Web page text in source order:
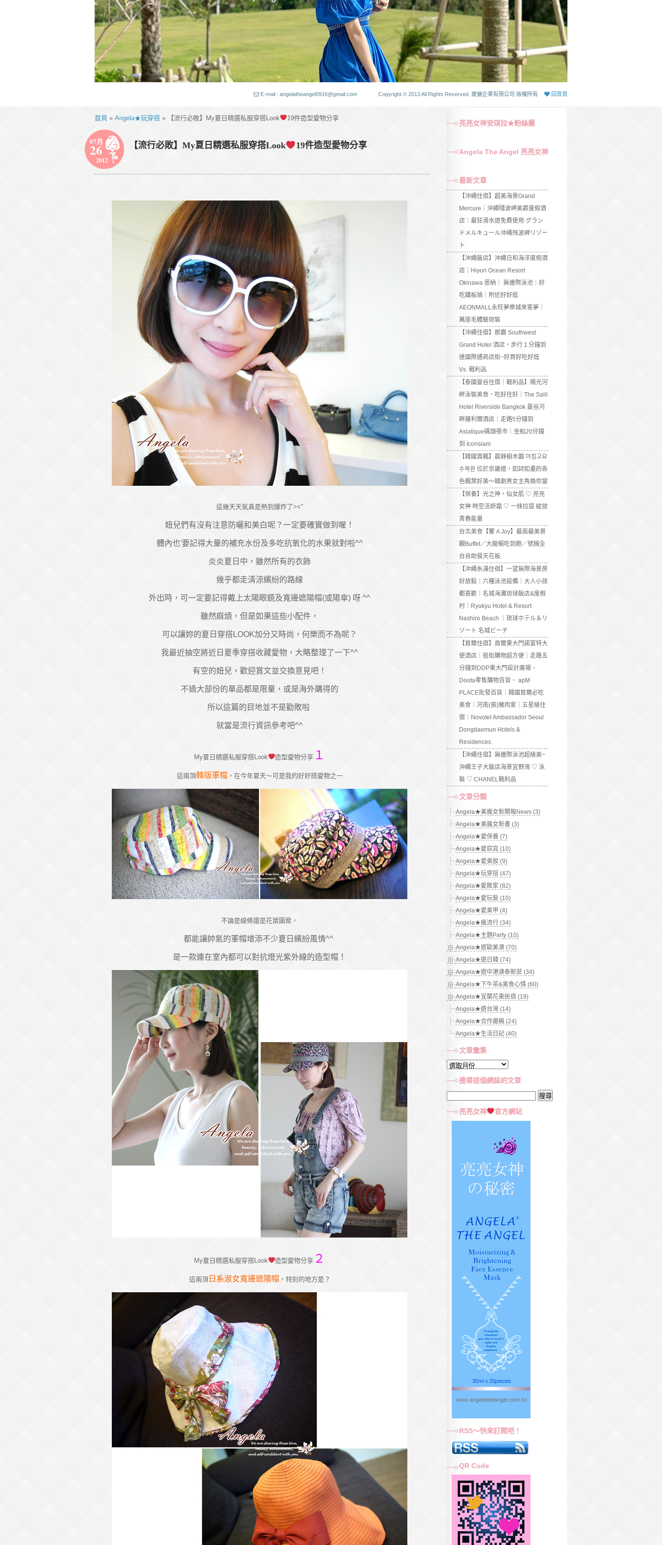
E-mail : angelatheangel0916@gmail.com Copyright © 2013 All Rights Reserved. 崴儷企業有限公司 版權所有 回首頁
首頁 » Angela★玩穿搭 » 【流行必敗】My夏日精選私服穿搭Look 19件造型愛物分享
07月
26
2012
【流行必敗】My夏日精選私服穿搭Look 19件造型愛物分享
這幾天天氣真是熱到爆炸了><''
妞兒們有沒有注意防曬和美白呢？一定要確實做到喔！
體內也'要記得大量的補充水份及多吃抗氧化的水果就對啦^^
炎炎夏日中，雖然所有的衣飾
幾乎都走清涼繽紛的路線
外出時，可一定要記得戴上太陽眼鏡及寬邊遮陽帽(或陽傘) 呀 ^^
雖然麻煩，但是如果這些小配件，
可以讓妳的夏日穿搭LOOK加分又時尚，何樂而不為呢？
我最近抽空將近日夏季穿搭收藏愛物，大略整理了一下^^
有空的妞兒，歡迎賞文並交換意見吧！
不過大部份的單品都是限量，或是海外購得的
所以這篇的目地並不是勸敗啦
就當是流行資訊參考吧^^
My夏日精選私服穿搭Look 造型愛物分享 １
這兩頂韓版軍帽 ，在今年夏天～可是我的好好搭愛物之一
不論是線條還是花葉圖案，
都能讓帥氣的軍帽增添不少夏日繽紛風情^^
是一款連在室內都可以對抗燈光紫外線的造型帽！
My夏日精選私服穿搭Look 造型愛物分享 ２
這兩頂日系淑女寬邊遮陽帽 ，特別的地方是？
亮亮女神安琪拉★粉絲團
Angela The Angel 亮亮女神
最新文章
【沖繩住宿】超美海景Grand
Mercure｜沖繩殘波岬美爵度假酒
店：最狂滑水道免費使用 グラン
ドメルキュール沖縄残波岬リゾー
ト
【沖繩飯店】沖繩日和海洋度假酒
店｜Hiyori Ocean Resort
Okinawa 恩納｜ 無邊際泳池｜好
吃鐵板燒｜附近好好逛
AEONMALL永旺夢樂城來客夢｜
萬座毛體驗琉裝
【沖繩住宿】那霸 Southwest
Grand Hotel 酒店，步行１分鐘到
達國際通商店街~好買好吃好逛
Vs. 戰利品
【泰國曼谷住宿｜戰利品】陽光河
畔泳裝美食，吃好住好｜The Salil
Hotel Riverside Bangkok 曼谷河
畔薩利爾酒店｜走路5分鐘到
Asiatique碼頭夜市｜坐船20分鐘
到 Iconsiam
【韓國賞楓】晨靜樹木園 아침고요
수목원 位於京畿道，如詩如畫的各
色楓葉好美～韓劇男女主角換你當
【保養】光之神，仙女肌 ♡ 亮亮
女神 時空活妍霜 ♡ 一抹拉提 綻放
青春能量
台北美食【饗 A Joy】最高最美景
觀Buffet／大龍蝦吃到飽／號稱全
台自助餐天花板
【沖繩糸滿住宿】一望無際海景房
好放鬆｜六種泳池設備｜大人小孩
都喜歡｜名城海灘琉球飯店&度假
村｜Ryukyu Hotel & Resort
Nashiro Beach ｜琉球ホテル＆リ
ゾート 名城ビーチ
【首爾住宿】首爾東大門諾富特大
使酒店｜逛街購物超方便｜走路五
分鐘到DDP東大門設計廣場、
Doota零售購物百貨、 apM
PLACE批發百貨｜韓國首爾必吃
美食｜河南(張)豬肉家｜五星級住
宿｜Novotel Ambassador Seoul
Dongdaemun Hotels &
Residences
【沖繩住宿】無邊際泳池超級美~
沖繩王子大飯店海景宜野灣 ♡ 泳
裝 ♡ CHANEL戰利品
文章分類
Angela★美魔女新聞報News (3)
Angela★美魔女新書 (3)
Angela★愛保養 (7)
Angela★愛窈窕 (10)
Angela★愛美妝 (9)
Angela★玩穿搭 (47)
Angela★愛敗家 (82)
Angela★愛玩髮 (10)
Angela★愛美甲 (4)
Angela★瘋流行 (34)
Angela★主題Party (10)
Angela★遊歐美澳 (70)
Angela★遊日韓 (74)
Angela★遊中港澳泰新菲 (34)
Angela★下午茶&美食心情 (60)
Angela★宜蘭花東民宿 (19)
Angela★遊台灣 (14)
Angela★合作邀稿 (24)
Angela★生活日記 (40)
文章彙集
文
彙
集
搜尋這個網誌的文章
關
亮亮女神 官方網站
RSS～快來訂閱吧！
QR Code